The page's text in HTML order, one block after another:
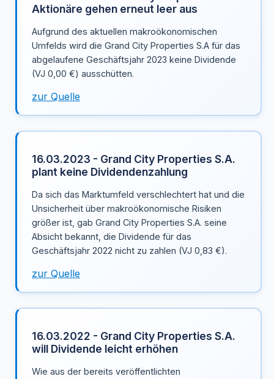
Aktionäre gehen erneut leer aus
Aufgrund des aktuellen makroökonomischen
Umfelds wird die Grand City Properties S.A für das
abgelaufene Geschäftsjahr 2023 keine Dividende
(VJ 0,00 €) ausschütten.
zur Quelle
16.03.2023 - Grand City Properties S.A.
plant keine Dividendenzahlung
Da sich das Marktumfeld verschlechtert hat und die
Unsicherheit über makroökonomische Risiken
größer ist, gab Grand City Properties S.A. seine
Absicht bekannt, die Dividende für das
Geschäftsjahr 2022 nicht zu zahlen (VJ 0,83 €).
zur Quelle
16.03.2022 - Grand City Properties S.A.
will Dividende leicht erhöhen
Wie aus der bereits veröffentlichten